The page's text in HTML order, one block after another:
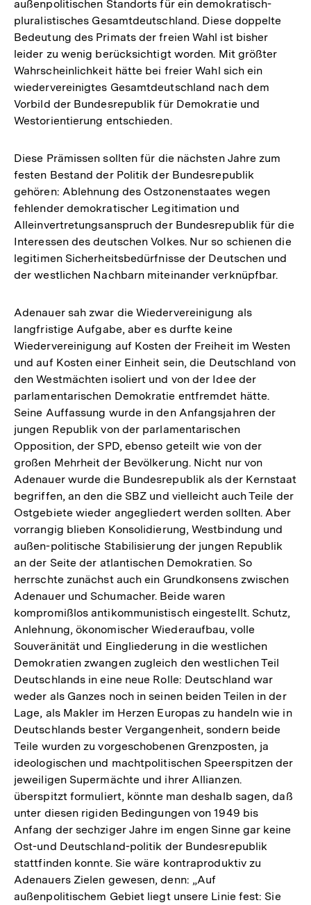
außenpolitischen Standorts für ein demokratisch-
pluralistisches Gesamtdeutschland. Diese doppelte
Bedeutung des Primats der freien Wahl ist bisher
leider zu wenig berücksichtigt worden. Mit größter
Wahrscheinlichkeit hätte bei freier Wahl sich ein
wiedervereinigtes Gesamtdeutschland nach dem
Vorbild der Bundesrepublik für Demokratie und
Westorientierung entschieden.
Diese Prämissen sollten für die nächsten Jahre zum
festen Bestand der Politik der Bundesrepublik
gehören: Ablehnung des Ostzonenstaates wegen
fehlender demokratischer Legitimation und
Alleinvertretungsanspruch der Bundesrepublik für die
Interessen des deutschen Volkes. Nur so schienen die
legitimen Sicherheitsbedürfnisse der Deutschen und
der westlichen Nachbarn miteinander verknüpfbar.
Adenauer sah zwar die Wiedervereinigung als
langfristige Aufgabe, aber es durfte keine
Wiedervereinigung auf Kosten der Freiheit im Westen
und auf Kosten einer Einheit sein, die Deutschland von
den Westmächten isoliert und von der Idee der
parlamentarischen Demokratie entfremdet hätte.
Seine Auffassung wurde in den Anfangsjahren der
jungen Republik von der parlamentarischen
Opposition, der SPD, ebenso geteilt wie von der
großen Mehrheit der Bevölkerung. Nicht nur von
Adenauer wurde die Bundesrepublik als der Kernstaat
begriffen, an den die SBZ und vielleicht auch Teile der
Ostgebiete wieder angegliedert werden sollten. Aber
vorrangig blieben Konsolidierung, Westbindung und
außen-politische Stabilisierung der jungen Republik
an der Seite der atlantischen Demokratien. So
herrschte zunächst auch ein Grundkonsens zwischen
Adenauer und Schumacher. Beide waren
kompromißlos antikommunistisch eingestellt. Schutz,
Anlehnung, ökonomischer Wiederaufbau, volle
Souveränität und Eingliederung in die westlichen
Demokratien zwangen zugleich den westlichen Teil
Deutschlands in eine neue Rolle: Deutschland war
weder als Ganzes noch in seinen beiden Teilen in der
Lage, als Makler im Herzen Europas zu handeln wie in
Deutschlands bester Vergangenheit, sondern beide
Teile wurden zu vorgeschobenen Grenzposten, ja
ideologischen und machtpolitischen Speerspitzen der
jeweiligen Supermächte und ihrer Allianzen.
überspitzt formuliert, könnte man deshalb sagen, daß
unter diesen rigiden Bedingungen von 1949 bis
Anfang der sechziger Jahre im engen Sinne gar keine
Ost-und Deutschland-politik der Bundesrepublik
stattfinden konnte. Sie wäre kontraproduktiv zu
Adenauers Zielen gewesen, denn: „Auf
außenpolitischem Gebiet liegt unsere Linie fest: Sie